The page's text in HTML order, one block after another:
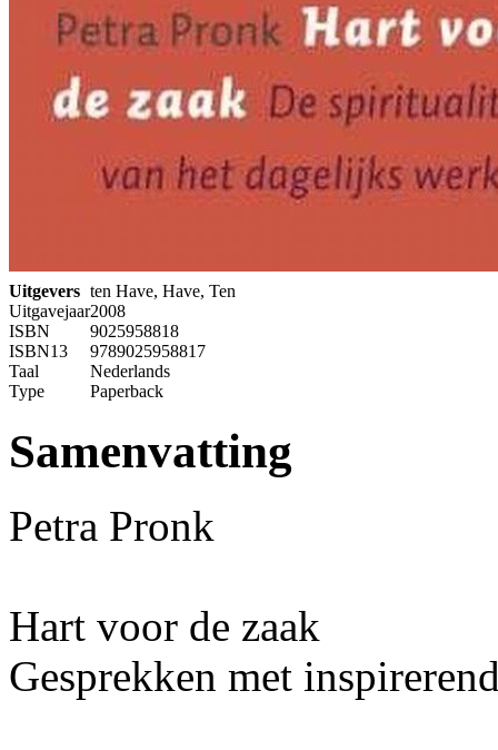
Uitgevers ten Have, Have, Ten
Uitgavejaar2008
ISBN
9025958818
ISBN13
9789025958817
Taal
Nederlands
Type
Paperback
Samenvatting
Petra Pronk
Hart voor de zaak
Gesprekken met